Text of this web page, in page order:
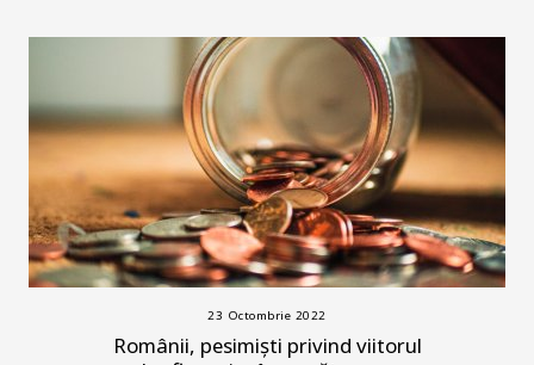
23 Octombrie 2022
Românii, pesimiști privind viitorul